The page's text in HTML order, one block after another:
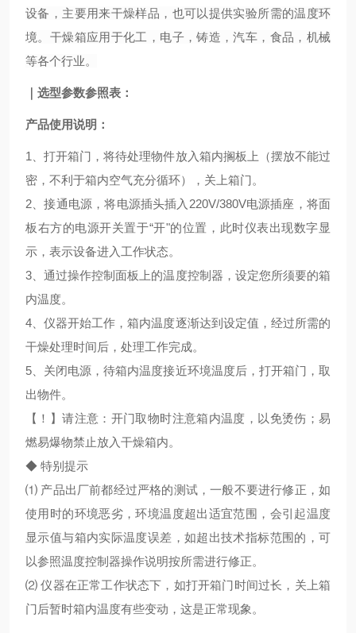
设备，主要用来干燥样品，也可以提供实验所需的温度环
境。干燥箱应用于化工，电子，铸造，汽车，食品，机械
等各个行业。
选型参数参照表：
产品使用说明：
1、打开箱门，将待处理物件放入箱内搁板上（摆放不能过
密，不利于箱内空气充分循环），关上箱门。
2、接通电源，将电源插头插入220V/380V电源插座，将面
板右方的电源开关置于“开"的位置，此时仪表出现数字显
示，表示设备进入工作状态。
3、通过操作控制面板上的温度控制器，设定您所须要的箱
内温度。
4、仪器开始工作，箱内温度逐渐达到设定值，经过所需的
干燥处理时间后，处理工作完成。
5、关闭电源，待箱内温度接近环境温度后，打开箱门，取
出物件。
【！】请注意：开门取物时注意箱内温度，以免烫伤；易
燃易爆物禁止放入干燥箱内。
◆ 特别提示
⑴ 产品出厂前都经过严格的测试，一般不要进行修正，如
使用时的环境恶劣，环境温度超出适宜范围，会引起温度
显示值与箱内实际温度误差，如超出技术指标范围的，可
以参照温度控制器操作说明按所需进行修正。
⑵ 仪器在正常工作状态下，如打开箱门时间过长，关上箱
门后暂时箱内温度有些变动，这是正常现象。